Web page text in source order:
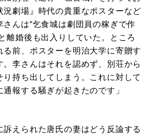
況劇場』時代の貴重なポスターなど
さんは“乞食城は劇団員の稼ぎで作
離婚後も出入りしていた。ところ
る前、ポスターを明治大学に寄贈す
。李さんはそれを認めず、別荘から
り持ち出してしまう。これに対して
報する騒ぎが起きたのです」
えられた唐氏の妻はどう反論する